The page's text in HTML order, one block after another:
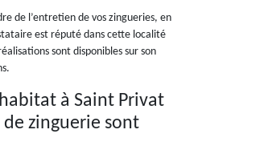
de l’entretien de vos zingueries, en
est réputé dans cette localité
sont disponibles sur son
à Saint Privat
zinguerie sont